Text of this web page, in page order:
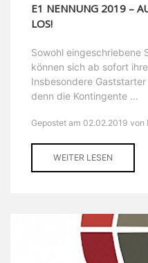
E1 NENNUNG 2019 –
LOS!
Sowohl eingeschriebene
können sich ab sofort
Insbesondere
denn die Kontingente ...
Gepostet am 02.02.2019 von
WEITER LESEN